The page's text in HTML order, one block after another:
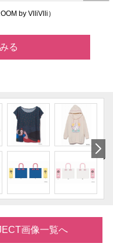
by VlliVlli）
る
画像一覧へ